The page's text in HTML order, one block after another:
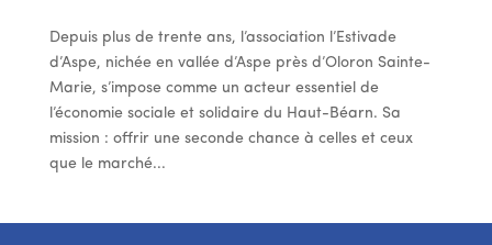
Depuis plus de trente ans, l’association l’Estivade
d’Aspe, nichée en vallée d’Aspe près d’Oloron Sainte-
Marie, s’impose comme un acteur essentiel de
l’économie sociale et solidaire du Haut-Béarn. Sa
mission : offrir une seconde chance à celles et ceux
que le marché...